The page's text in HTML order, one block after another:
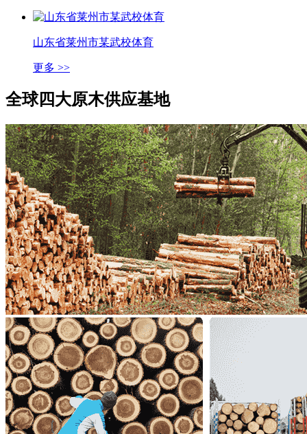
山东省莱州市某武校体育
更多 >>
全球四大原木供应基地